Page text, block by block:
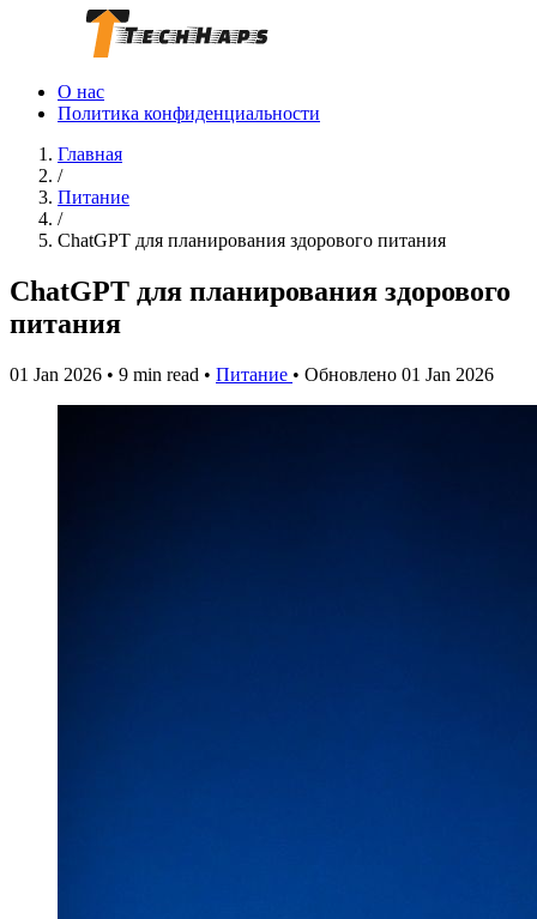
О нас
Политика конфиденциальности
Главная
/
Питание
/
ChatGPT для планирования здорового питания
ChatGPT для планирования здорового
питания
01 Jan 2026 • 9 min read • Питание • Обновлено 01 Jan 2026